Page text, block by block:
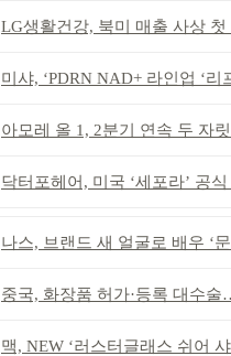
LG생활건강, 북미 매출 사상 첫 중국
미샤, ‘PDRN NAD+ 라인업 ‘리프팅 마
아모레 올 1, 2분기 연속 두 자릿수 영업이
닥터포헤어, 미국 ‘세포라’ 공식
나스, 브랜드 새 얼굴로 배우 ‘문가
중국, 화장품 허가·등록 대수술… 시험자료
맥, NEW ‘러스터글래스 쉬어 샤인 립스